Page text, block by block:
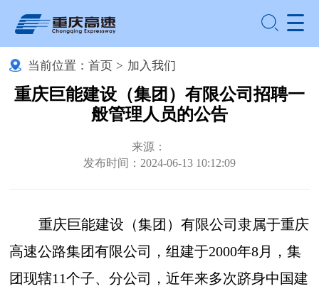
当前位置： 首页 > 加入我们
重庆巨能建设（集团）有限公司招聘一
般管理人员的公告
来源：
发布时间：2024-06-13 10:12:09
重庆巨能建设（集团）有限公司隶属于重庆
高速公路集团有限公司，组建于2000年8月，集
团现辖11个子、分公司，近年来多次跻身中国建